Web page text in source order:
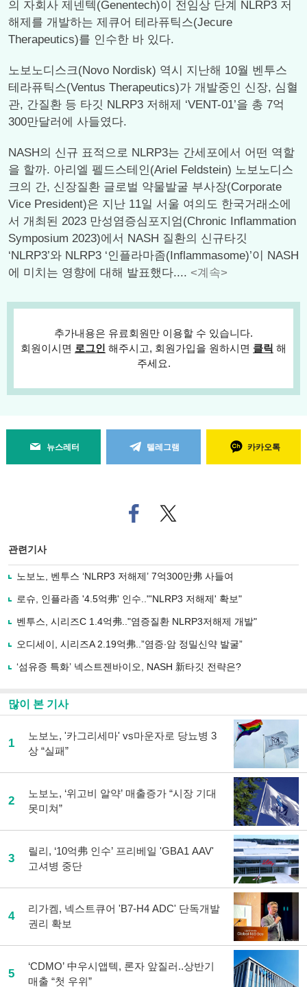
의 자회사 제넨텍(Genentech)이 전임상 단계 NLRP3 저
해제를 개발하는 제큐어 테라퓨틱스(Jecure
Therapeutics)를 인수한 바 있다.
노보노디스크(Novo Nordisk) 역시 지난해 10월 벤투스
테라퓨틱스(Ventus Therapeutics)가 개발중인 신장, 심혈
관, 간질환 등 타깃 NLRP3 저해제 ‘VENT-01’을 총 7억
300만달러에 사들였다.
NASH의 신규 표적으로 NLRP3는 간세포에서 어떤 역할
을 할까. 아리엘 펠드스테인(Ariel Feldstein) 노보노디스
크의 간, 신장질환 글로벌 약물발굴 부사장(Corporate
Vice President)은 지난 11일 서울 여의도 한국거래소에
서 개최된 2023 만성염증심포지엄(Chronic Inflammation
Symposium 2023)에서 NASH 질환의 신규타깃
‘NLRP3’와 NLRP3 ‘인플라마좀(Inflammasome)’이 NASH
에 미치는 영향에 대해 발표했다.... <계속>
추가내용은 유료회원만 이용할 수 있습니다.
회원이시면 로그인 해주시고, 회원가입을 원하시면 클릭 해
주세요.
뉴스레터 텔레그램 카카오톡
페
이
로
기
사
유
기
트위
터로
관련기사
노보노, 벤투스 ‘NLRP3 저해제’ 7억300만弗 사들여
로슈, 인플라좀 '4.5억弗' 인수.."'NLRP3 저해제' 확보"
벤투스, 시리즈C 1.4억弗.."염증질환 NLRP3저해제 개발"
오디세이, 시리즈A 2.19억弗..”염증∙암 정밀신약 발굴”
‘섬유증 특화’ 넥스트젠바이오, NASH 新타깃 전략은?
많이 본 기사
1
노보노, '카그리세마' vs마운자로 당뇨병 3
상 “실패”
2
노보노, ‘위고비 알약’ 매출증가 “시장 기대
못미쳐”
3
릴리, ‘10억弗 인수’ 프리베일 'GBA1 AAV'
고셔병 중단
4
리가켐, 넥스트큐어 'B7-H4 ADC' 단독개발
권리 확보
5
‘CDMO’ 中우시앱텍, 론자 앞질러..상반기
매출 “첫 우위”